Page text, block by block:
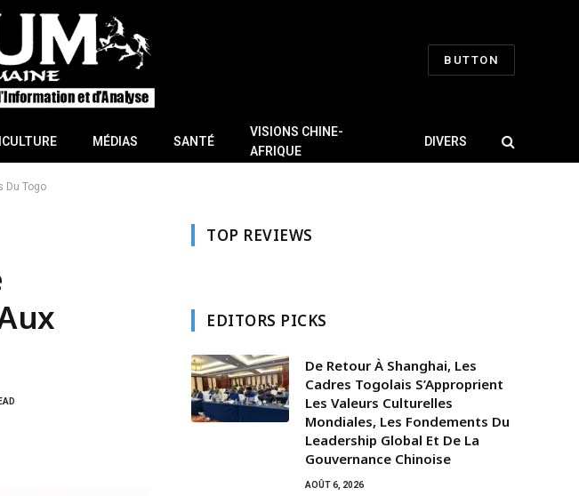
BUTTON
MÉDIAS SANTÉ
VISIONS CHINE-
AFRIQUE
DIVERS
Du Togo
TOP REVIEWS
EDITORS PICKS
De Retour À Shanghai, Les
Cadres Togolais S’Approprient
Les Valeurs Culturelles
Mondiales, Les Fondements Du
Leadership Global Et De La
Gouvernance Chinoise
AOÛT 6, 2026